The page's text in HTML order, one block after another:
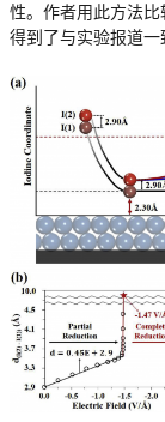
性。作者用此方法比
得到了与实验报道一